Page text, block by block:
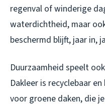
regenval of winderige
waterdichtheid, maar
beschermd blijft, jaar in,
Duurzaamheid speelt
Dakleer is recyclebaar
voor groene daken, die